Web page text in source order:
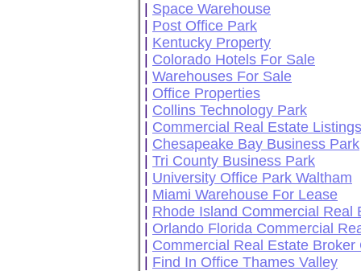
Space Warehouse
Post Office Park
Kentucky Property
Colorado Hotels For Sale
Warehouses For Sale
Office Properties
Collins Technology Park
Commercial Real Estate
Chesapeake Bay Business Park
Tri County Business Park
University Office Park Waltham
Miami Warehouse For Lease
Rhode Island Commercial Real
Orlando Florida Commercial
Commercial Real Estate Broker
Find In Office Thames Valley